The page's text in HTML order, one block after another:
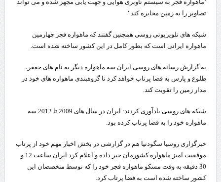
کشف ۱۱ قبضه سلاح کلت کمری توسط مرزبانان هنگ مرزی ارومیه
رئیس سازمان راهداری:
مرز چیلات دهلران می‌تواند مکمل مرز بین‌المللی مهران شود
‘ماهواره فجر به سیستم ناوبری هوایی و جهت یابی مجهز شده و می تواند
تصاویر را به زمین مخابره کند.’
شبکه های تلویزیونی روسی همچنین گفتند که ماهواره فجر چهارمین
ماهواره ایرانی است که بطور کامل در این کشور ساخته شده است.
به گزارش رسانه های روسی ایران سه ماهواره دیگر به نام های جعفر،
طلوع و پارس به فضا پرتاب خواهد کرد تا گروهبندی ماهواره های خود در
مدار زمین را تقویت کند.
شبکه های روسی یادآوری کردند: ایران در سال های 2009 تا 2012 سه
ماهواره خود را به فضا پرتاب کرده بود.
خبرگزاری روسیا سگودنیا هم در گزارشی در بخش اخبار مهم خود از پرتاب
موفقیت امیز ماهواره کشورمان خبر داده و اعلام کرد ایران ساعت 12 و
30 دقیقه به وقت مسکو ماهواره فجر خود را که توسط متخصصان این
کشور ساخته شده است به فضا پرتاب کرد.